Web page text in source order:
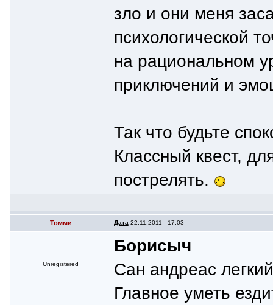
зло и они меня
психологической
на рациональном
приключений и
Так что будьте
Классный квест,
пострелять.
Томми Дата 22.11.2011 - 17:03
Unregistered
Борисыч
Сан андреас
Главное уметь